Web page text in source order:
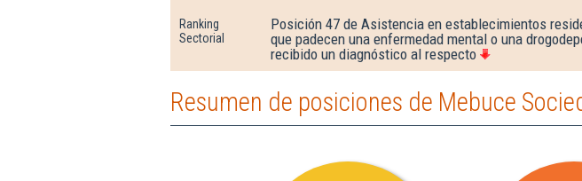
Ranking
Sectorial
Posición 47 de Asistencia en establecimientos
que padecen una enfermedad mental o una
recibido un diagnóstico al respecto
Resumen de posiciones de Mebuce